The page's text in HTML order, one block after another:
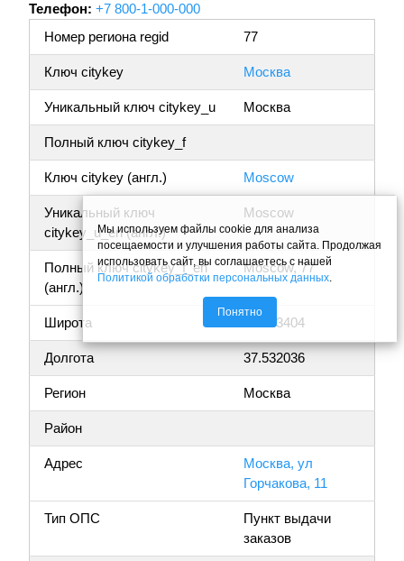
Телефон: +7 800-1-000-000
Номер региона regid
77
Ключ citykey Москва
Уникальный ключ citykey_u Москва
Полный ключ citykey_f
Ключ citykey (англ.) Moscow
Уникальный ключ
citykey_u_en (англ.)
Moscow
Полный ключ citykey_f_en
(англ.)
Moscow, 77
Широта 55.543404
Долгота 37.532036
Регион Москва
Район
Адрес
Москва, ул
Горчакова, 11
Тип ОПС
Пункт выдачи
заказов
Мы используем файлы cookie для анализа
посещаемости и улучшения работы сайта. Продолжая
использовать сайт, вы соглашаетесь с нашей
Политикой обработки персональных данных
Понятно